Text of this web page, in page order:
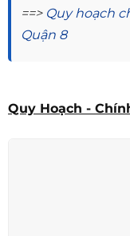
==> Quy hoạch
Quận 8
Quy Hoạch -